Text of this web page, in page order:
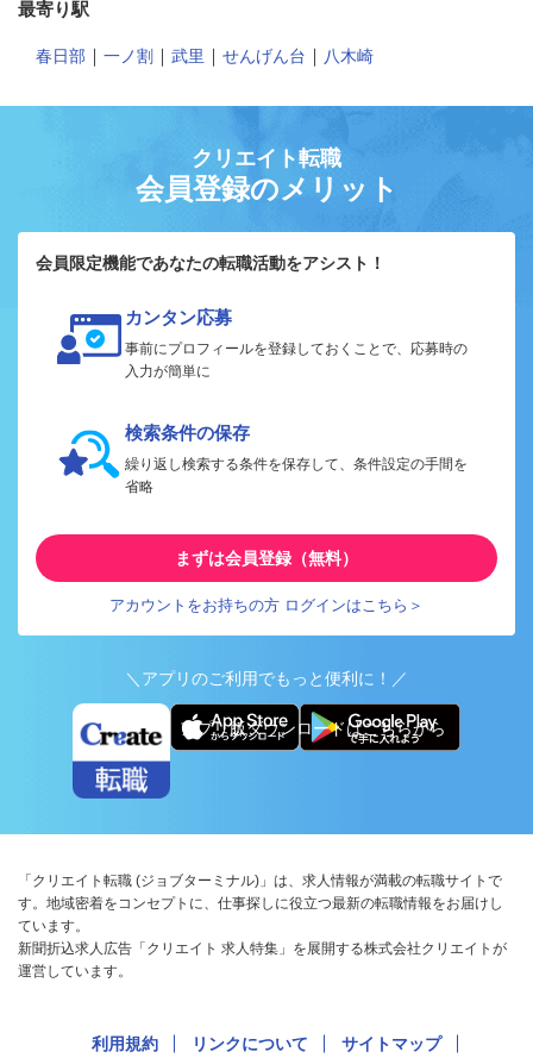
最寄り駅
春日部 ｜ 一ノ割 ｜ 武里 ｜ せんげん台 ｜ 八木崎
クリエイト転職
会員登録のメリット
会員限定機能であなたの転職活動をアシスト！
カンタン応募
事前にプロフィールを登録しておくことで、応募時の
入力が簡単に
検索条件の保存
繰り返し検索する条件を保存して、条件設定の手間を
省略
まずは会員登録（無料）
アカウントをお持ちの方 ログインはこちら＞
＼アプリのご利用でもっと便利に！／
アプリ版ダウンロードはこちらから
「クリエイト転職 (ジョブターミナル)」は、求人情報が満載の転職サイトで
す。地域密着をコンセプトに、仕事探しに役立つ最新の転職情報をお届けし
ています。
新聞折込求人広告「クリエイト 求人特集」を展開する株式会社クリエイトが
運営しています。
利用規約 リンクについて サイトマップ